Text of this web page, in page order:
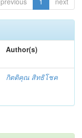
Author(s)
กิตติคุณ สิทธิโชค